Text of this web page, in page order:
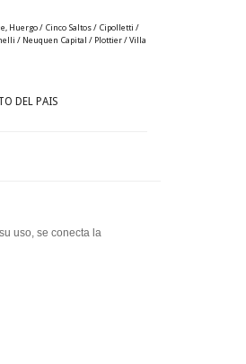
Huergo / Cinco Saltos / Cipolletti /
/ Neuquen Capital / Plottier / Villa
DEL PAIS
uso, se conecta la